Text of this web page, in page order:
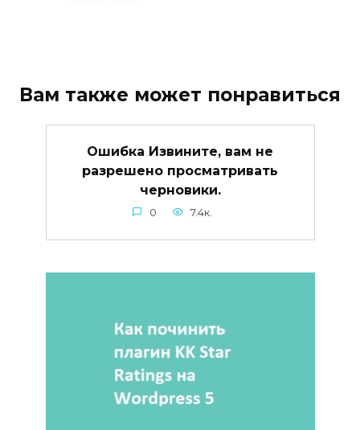
Вам также может понравиться
Ошибка Извините, вам не
разрешено просматривать
черновики.
0 7.4к.